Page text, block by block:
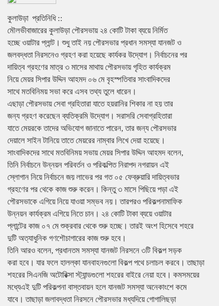
কুলাউড়া প্রতিনিধি ::
মৌলভীবাজারের কুলাউড়া পৌরসভায় ২৪ কোটি টাকা ব্যয়ে নির্মিত
হচ্ছে ওয়াটার প্লান্ট। শুধু তাই নয় পৌরসভার প্রধান সমস্যা যানজট ও
জলবদ্ধতা নিরসনেও গ্রহণ করা হয়েছে কার্যকর উদ্যোগ। নির্বাচনের পর
দায়িত্ব গ্রহণের মাত্র ৩ মাসের মাথায় পৌরসভায় গৃহিত কার্যক্রম
নিয়ে মেয়র সিপার উদ্দিন আহমদ ০৬ মে বৃহস্পতিবার সাংবাদিকদের
সাথে মতবিনিময় সভা করে এসব তথ্য তুলে ধারেন।
এছাড়া পৌরসভায় সেবা গ্রহিতারা যাতে হয়রানির শিকার না হয় তার
জন্য গ্রহণ করেছেন ব্যতিক্রমি উদ্যোগ। সরাসরি সেবাগ্রহিতারা
যাতে মেয়রকে তাদের অভিযোগ জানাতে পারেন, তার জন্য পৌরসভার
দেয়ালে সাইন টানিয়ে তাতে মেয়রের নাম্বার লিখে দেয়া হয়েছে।
সাংবাদিকদের সাথে মতবিনিময় সভায় মেয়র সিপার উদ্দিন আহমদ বলেন,
তিনি নির্বাচনে উন্নয়ন পরিবর্তন ও পরিকল্পিত নিরাপদ নগরায়ন এই
স্লোগান নিয়ে নির্বাচনে জয় লাভের পর গত ০৫ ফেব্রুয়ারি দায়িত্বভার
গ্রহণের পর থেকে কাজ শুরু করেন। কিন্তু ৩ মাসে পিছিয়ে পড়া এই
পৌরসভাকে এগিয়ে নিয়ে যাওয়া সম্ভব নয়। তারপরও পরিকল্পনামাফিক
উন্নয়ন কার্যক্রম এগিয়ে নিতে চান। ২৪ কোটি টাকা ব্যয়ে ওয়াটার
প্লান্টের কাজ ০৭ মে শুক্রবার থেকে শুরু হচ্ছে। তারই অংশ হিসেবে শহরে
দুটি অত্যাধুনিক গণশৌচাগারের কাজ শুরু হবে।
তিনি আরও বলেন, প্রধানতম সমস্যা যানজট নিরসনে ৩টি বিকল্প সড়ক
করা হবে। যার ফলে হালল্কা যানবাহনগুলো বিকল্প পথে চলাচল করবে। তাছাড়া
শহরের সিএনজি অটোরিক্সা স্ট্যান্ডগুলো শহরের বাইরে নেয়া হবে। কমসময়ের
মধ্যেএই দুটি পরিকল্পনা বাস্তবায়ন হলে যানজট সমস্যা অনেকাংশে কমে
যাবে। তাছাড়া জলাবদ্ধতা নিরসনে পৌরসভার মধ্যদিয়ে গোগালিছড়া